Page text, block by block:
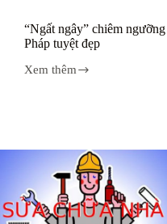
“Ngất ngây” chiêm
Pháp tuyệt đẹp
Xem thêm
“Ngất
kiểu
Pháp
tuyệt